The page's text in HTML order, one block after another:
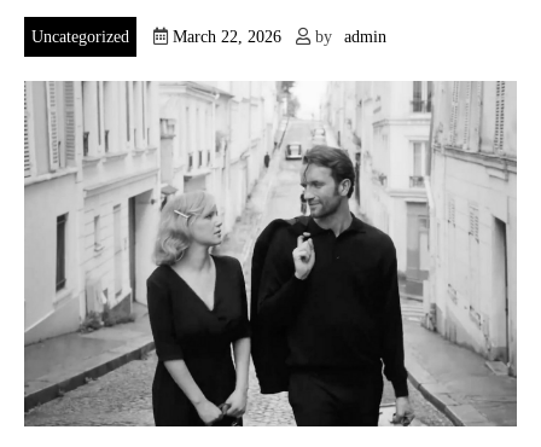
Uncategorized March 22, 2026 by admin